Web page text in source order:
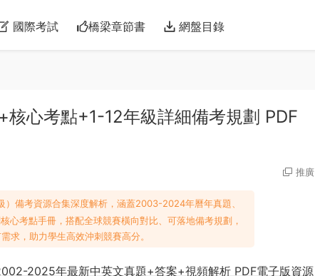
國際考試 橋梁章節書 網盤目錄
心考點+1-12年級詳細備考規劃 PDF
推廣
備考資源合集深度解析，涵蓋2003-2024年曆年真題、
考點手冊，搭配全球競賽橫向對比、可落地備考規劃，
求，助力學生高效沖刺競賽高分。
2025年最新中英文真題+答案+視頻解析 PDF電子版資源